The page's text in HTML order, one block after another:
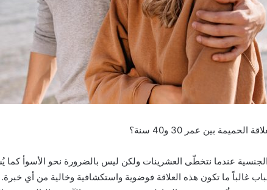
بين عمر 30 و40 سنة؟
الجنسية عندما نتخطّى العشرينات ولكن ليس بالضرورة نحو الأسوأ كما
غالباً ما تكون هذه العلاقة فوضوية واستكشافية وخالية من أي